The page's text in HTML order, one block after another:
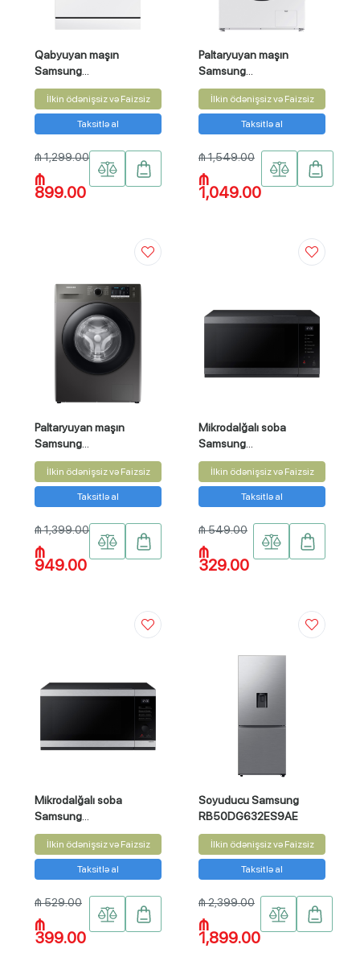
Qabyuyan maşın
Samsung
DW60M5070FW/SG
İlkin ödənişsiz və Faizsiz
Taksitlə al
₼ 1,299.00
₼
899.00
Paltaryuyan maşın
Samsung
WW90DG5U34AERE
İlkin ödənişsiz və Faizsiz
Taksitlə al
₼ 1,549.00
₼
1,049.00
Paltaryuyan maşın
Samsung
WW80TA046AX/GU
İlkin ödənişsiz və Faizsiz
Taksitlə al
₼ 1,399.00
₼
949.00
Mikrodalğalı soba
Samsung
MG40DG5525AGSG
İlkin ödənişsiz və Faizsiz
Taksitlə al
₼ 549.00
₼
329.00
Mikrodalğalı soba
Samsung
MG40DG5524ATSG
İlkin ödənişsiz və Faizsiz
Taksitlə al
₼ 529.00
₼
399.00
Soyuducu Samsung
RB50DG632ES9AE
İlkin ödənişsiz və Faizsiz
Taksitlə al
₼ 2,399.00
₼
1,899.00